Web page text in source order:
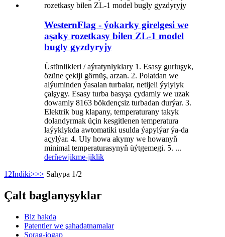
WesternFlag - ýokarky girelgesi we
aşaky rozetkasy bilen ZL-1 model
bugly gyzdyryjy
Üstünlikleri / aýratynlyklary 1. Esasy gurluşyk,
özüne çekiji görnüş, arzan. 2. Polatdan we
alýuminden ýasalan turbalar, netijeli ýylylyk
çalşygy. Esasy turba basyşa çydamly we uzak
dowamly 8163 bökdençsiz turbadan durýar. 3.
Elektrik bug klapany, temperaturany takyk
dolandyrmak üçin kesgitlenen temperatura
laýyklykda awtomatiki usulda ýapylýar ýa-da
açylýar. 4. Uly howa akymy we howanyň
minimal temperaturasynyň üýtgemegi. 5. ...
derňewjikme-jiklik
1 2Indiki>>> Sahypa 1/2
Çalt baglanyşyklar
Biz hakda
Patentler we şahadatnamalar
Sorag-jogap